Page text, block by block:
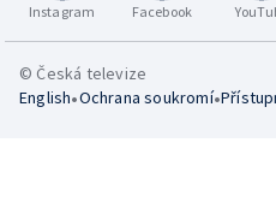
Instagram Facebook
© Česká televize
English•Ochrana soukromí•